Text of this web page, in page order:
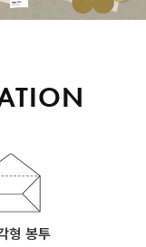
형 봉투